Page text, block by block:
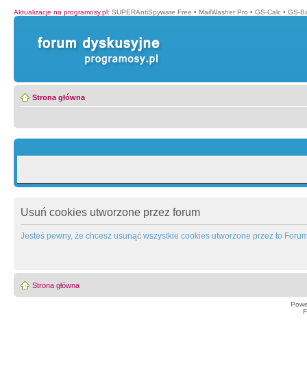
Aktualizacje na programosy.pl: SUPERAntiSpyware Free • MailWasher Pro • GS-Calc • GS-
Strona główna
Usuń cookies utworzone przez forum
Jesteś pewny, że chcesz usunąć wszystkie cookies utworzone przez to
Strona główna